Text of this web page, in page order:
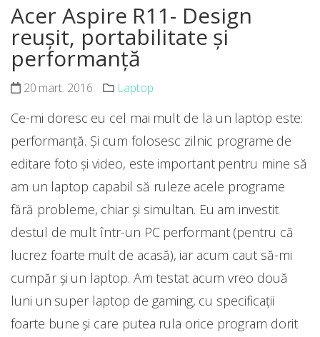
Acer Aspire R11- Design
reușit, portabilitate și
performanță
20 mart. 2016 Laptop
Ce-mi doresc eu cel mai mult de la un laptop este:
performanță. Și cum folosesc zilnic programe de
editare foto și video, este important pentru mine să
am un laptop capabil să ruleze acele programe
fără probleme, chiar și simultan. Eu am investit
destul de mult într-un PC performant (pentru că
lucrez foarte mult de acasă), iar acum caut să-mi
cumpăr și un laptop. Am testat acum vreo două
luni un super laptop de gaming, cu specificații
foarte bune și care putea rula orice program dorit